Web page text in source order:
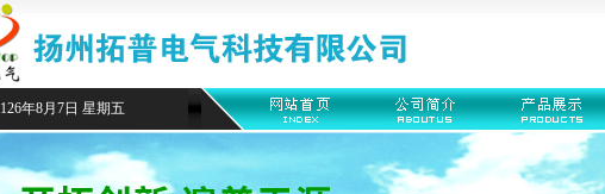
126年8月7日 星期五